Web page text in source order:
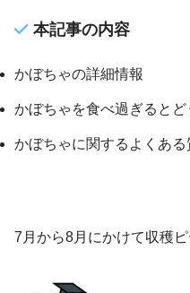
本記事の内容
かぼちゃの詳細情報
かぼちゃを食べ過ぎると
かぼちゃに関するよくある
7月から8月にかけて収穫